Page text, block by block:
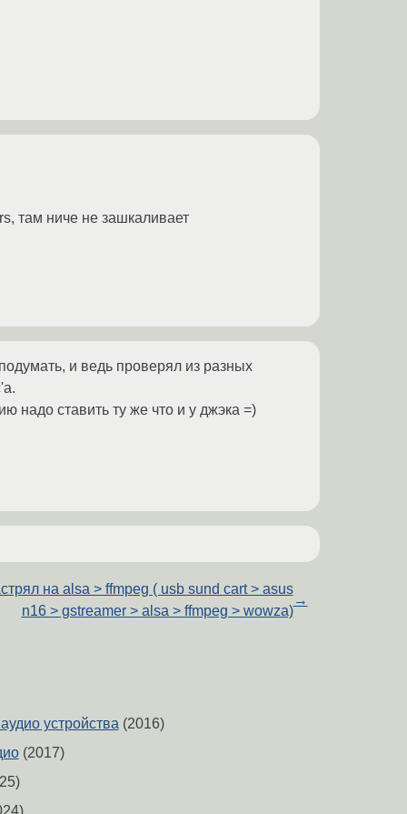
там ниче не зашкаливает
и ведь проверял из разных
надо ставить ту же что и у джэка =)
на alsa > ffmpeg ( usb sund cart > asus
n16 > gstreamer > alsa > ffmpeg > wowza)
→
устройства (2016)
(2017)